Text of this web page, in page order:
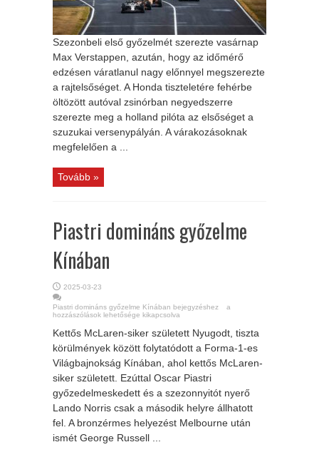
Szezonbeli első győzelmét szerezte vasárnap
Max Verstappen, azután, hogy az időmérő
edzésen váratlanul nagy előnnyel megszerezte
a rajtelsőséget. A Honda tiszteletére fehérbe
öltözött autóval zsinórban negyedszerre
szerezte meg a holland pilóta az elsőséget a
szuzukai versenypályán. A várakozásoknak
megfelelően a ...
Tovább »
Piastri domináns győzelme
Kínában
2025-03-23
Piastri domináns győzelme Kínában bejegyzéshez
a
hozzászólások lehetősége kikapcsolva
Kettős McLaren-siker született Nyugodt, tiszta
körülmények között folytatódott a Forma-1-es
Világbajnokság Kínában, ahol kettős McLaren-
siker született. Ezúttal Oscar Piastri
győzedelmeskedett és a szezonnyitót nyerő
Lando Norris csak a második helyre állhatott
fel. A bronzérmes helyezést Melbourne után
ismét George Russell ...